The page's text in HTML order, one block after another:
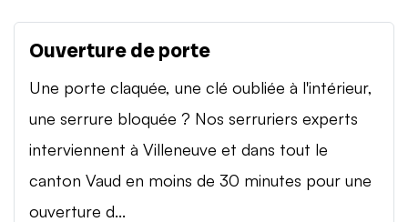
Ouverture de porte
Une porte claquée, une clé oubliée à l'intérieur,
une serrure bloquée ? Nos serruriers experts
interviennent à Villeneuve et dans tout le
canton Vaud en moins de 30 minutes pour une
ouverture d...